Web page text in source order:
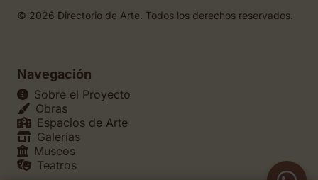
© 2026 Directorio de Arte. Todos los derechos reservados.
Navegación
Sobre el Proyecto
Obras
Espacios de Arte
Galerías
Museos
Teatros